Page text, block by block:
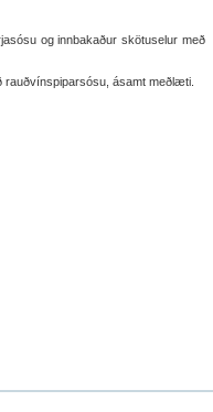
og innbakaður skötuselur með
rauðvínspiparsósu, ásamt meðlæti.